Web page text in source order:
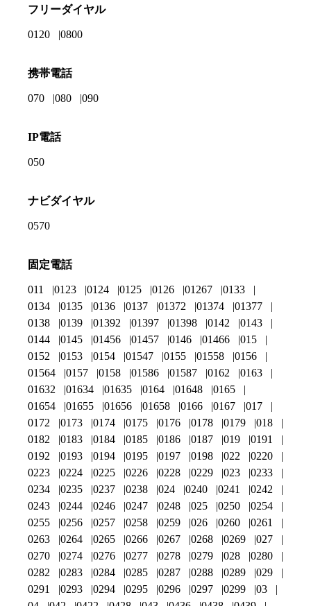
フリーダイヤル
0120 0800
携帯電話
070 080 090
IP電話
050
ナビダイヤル
0570
固定電話
011 0123 0124 0125 0126 01267
0133
0134
0135 0136 0137 01372 01374
01377
0138
0139 01392 01397 01398 0142
0143
0144
0145 01456 01457 0146 01466
015
0152
0153 0154 01547 0155 01558
0156
01564
0157 0158 01586 01587 0162
0163
01632
01634 01635 0164 01648
0165
01654
01655 01656 01658 0166 0167
017
0172
0173 0174 0175 0176 0178 0179
018
0182
0183 0184 0185 0186 0187 019
0191
0192
0193 0194 0195 0197 0198 022
0220
0223
0224 0225 0226 0228 0229 023
0233
0234
0235 0237 0238 024 0240 0241
0242
0243
0244 0246 0247 0248 025 0250
0254
0255
0256 0257 0258 0259 026 0260
0261
0263
0264 0265 0266 0267 0268 0269
027
0270
0274 0276 0277 0278 0279 028
0280
0282
0283 0284 0285 0287 0288 0289
029
0291
0293 0294 0295 0296 0297 0299
03